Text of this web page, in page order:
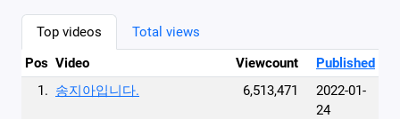
Top videos
Total views
Pos Video Viewcount
Published
1. 송지아입니다. 6,513,471
2022-01-
24